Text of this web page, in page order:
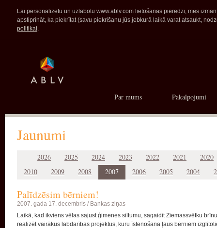
Lai personalizētu un uzlabotu www.ablv.com lietošanas pieredzi, mēs
apstiprināt, ka piekrītat (savu piekrišanu jūs jebkurā laikā varat atsaukt,
politikai.
Par mums Pakalpojumi
Jaunumi
2026 2025 2024 2023 2022 2021
2020
2010
2009 2008 2007 2006 2005 2004
Palīdzēsim bērniem!
2007. gada 17. decembris / Bankas ziņas
Laikā, kad ikviens vēlas sajust ģimenes siltumu, sagaidīt Ziemassvētku
realizēt vairākus labdarības projektus, kuru īstenošana ļaus bērniem